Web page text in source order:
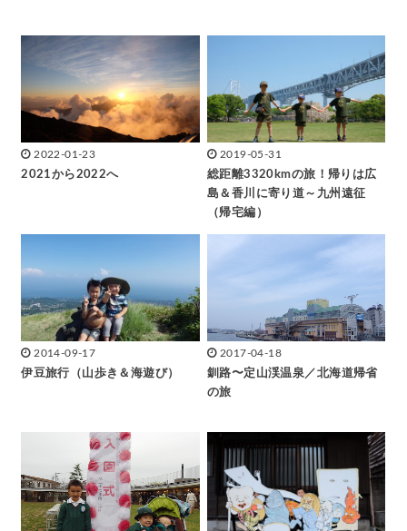
2022-01-23
2021から2022へ
2019-05-31
総距離3320kmの旅！帰りは広
島＆香川に寄り道～九州遠征
（帰宅編）
2014-09-17
伊豆旅行（山歩き＆海遊び）
2017-04-18
釧路〜定山渓温泉／北海道帰省
の旅